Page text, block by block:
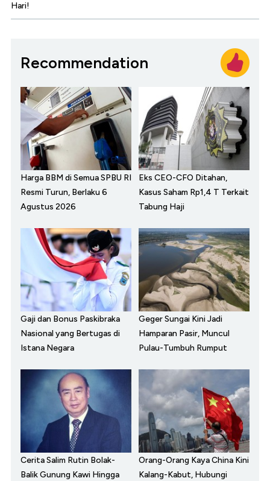
Hari!
Recommendation
Harga BBM di Semua SPBU RI
Resmi Turun, Berlaku 6
Agustus 2026
Eks CEO-CFO Ditahan,
Kasus Saham Rp1,4 T Terkait
Tabung Haji
Gaji dan Bonus Paskibraka
Nasional yang Bertugas di
Istana Negara
Geger Sungai Kini Jadi
Hamparan Pasir, Muncul
Pulau-Tumbuh Rumput
Cerita Salim Rutin Bolak-
Balik Gunung Kawi Hingga
Orang-Orang Kaya China Kini
Kalang-Kabut, Hubungi